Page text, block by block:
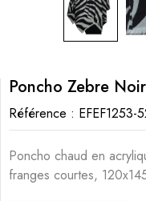
Poncho Zebre Noir
Référence : EFEF1253-
Poncho chaud en
franges courtes,